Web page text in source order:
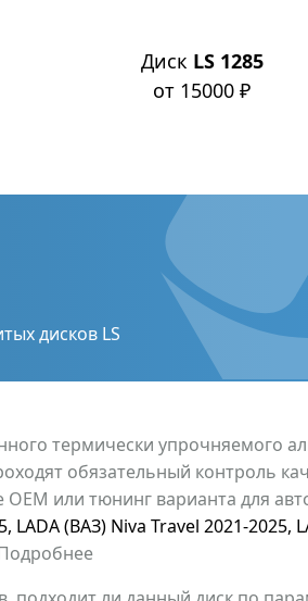
Диск LS 1285
от 15000 ₽
дисков LS
термически упрочняемого
обязательный контроль
OEM или тюнинг варианта для
, LADA (ВАЗ) Niva Travel 2021-2025,